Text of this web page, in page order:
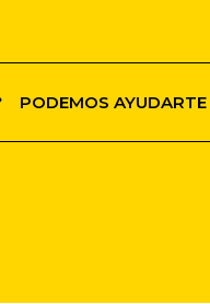
PODEMOS AYUDARTE